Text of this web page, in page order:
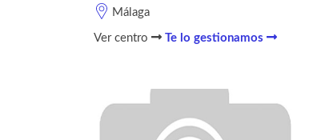
Málaga
Ver centro Te lo gestionamos